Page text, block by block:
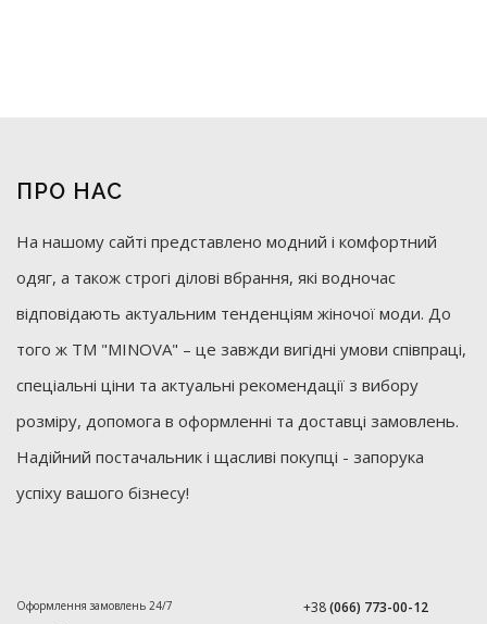
ПРО НАС
На нашому сайті представлено модний і комфортний
одяг, а також строгі ділові вбрання, які водночас
відповідають актуальним тенденціям жіночої моди. До
того ж ТМ "MINOVA" – це завжди вигідні умови співпраці,
спеціальні ціни та актуальні рекомендації з вибору
розміру, допомога в оформленні та доставці замовлень.
Надійний постачальник і щасливі покупці - запорука
успіху вашого бізнесу!
Оформлення замовлень 24/7
+38(066) 773-00-12